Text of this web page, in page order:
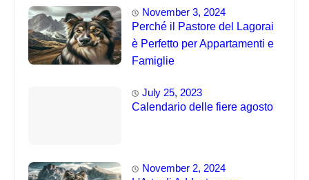
November 3, 2024
Perché il Pastore del Lagorai
è Perfetto per Appartamenti e
Famiglie
July 25, 2023
Calendario delle fiere agosto
November 2, 2024